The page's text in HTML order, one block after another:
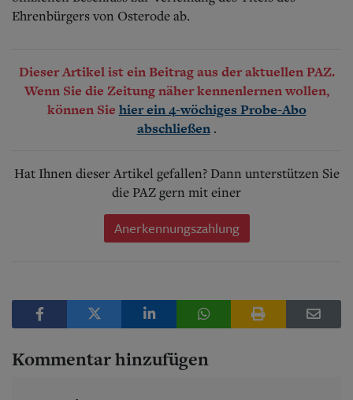
Ehrenbürgers von Osterode ab.
Dieser Artikel ist ein Beitrag aus der aktuellen PAZ.
Wenn Sie die Zeitung näher kennenlernen wollen,
können Sie hier ein 4-wöchiges Probe-Abo
abschließen .
Hat Ihnen dieser Artikel gefallen? Dann unterstützen Sie
die PAZ gern mit einer
Anerkennungszahlung
Kommentar hinzufügen